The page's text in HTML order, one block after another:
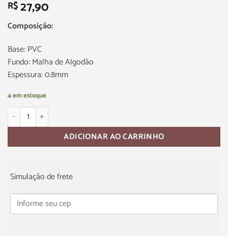
R$27,90
Composição:
Base: PVC
Fundo: Malha de Algodão
Espessura: 0.8mm
4 em estoque
ADICIONAR AO CARRINHO
Simulação de frete